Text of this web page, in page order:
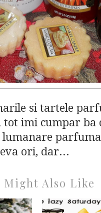
si tartele
tot imi cumpar ba
lumanare
ori, dar...
Might Also Like